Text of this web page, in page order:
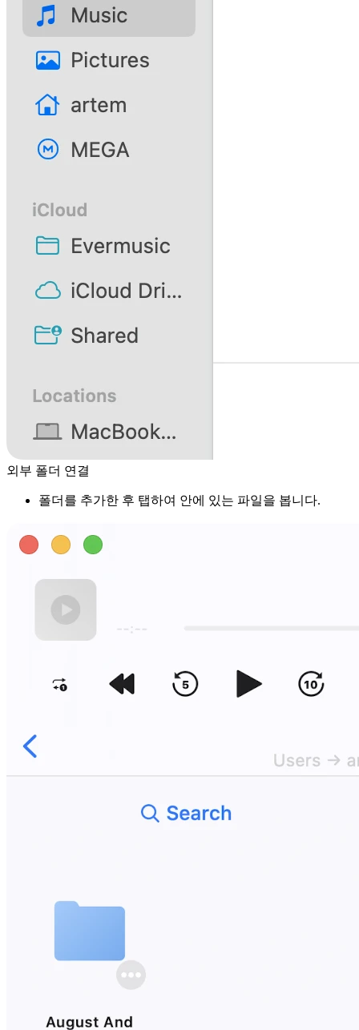
외부 폴더 연결
폴더를 추가한 후 탭하여 안에 있는 파일을 봅니다.